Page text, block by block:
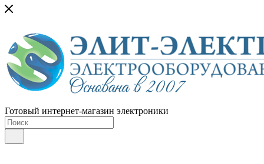
Готовый интернет-магазин электроники